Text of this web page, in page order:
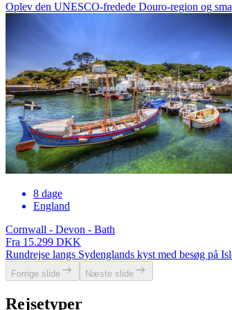
Oplev den UNESCO-fredede Douro-region og
8 dage
England
Cornwall - Devon - Bath
Fra 15.299 DKK
Rundrejse langs Sydenglands kyst med besøg på
Forrige slide Næste slide
Rejsetyper